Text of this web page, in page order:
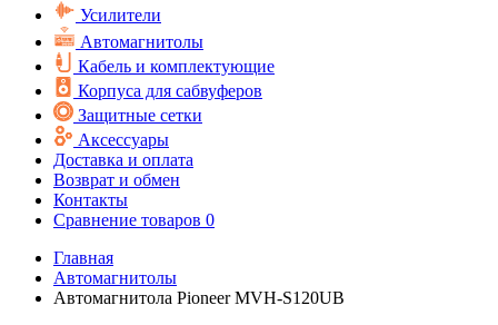
Усилители
Автомагнитолы
Кабель и комплектующие
Корпуса для сабвуферов
Защитные сетки
Аксессуары
Доставка и оплата
Возврат и обмен
Контакты
Сравнение товаров 0
Главная
Автомагнитолы
Автомагнитола Pioneer MVH-S120UB